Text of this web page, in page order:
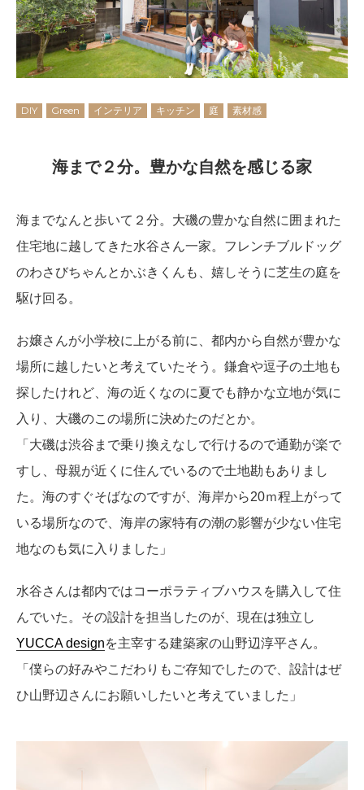
DIY Green インテリア キッチン 庭 素材感
海まで２分。豊かな自然を感じる家
海までなんと歩いて２分。大磯の豊かな自然に囲まれた
住宅地に越してきた水谷さん一家。フレンチブルドッグ
のわさびちゃんとかぶきくんも、嬉しそうに芝生の庭を
駆け回る。
お嬢さんが小学校に上がる前に、都内から自然が豊かな
場所に越したいと考えていたそう。鎌倉や逗子の土地も
探したけれど、海の近くなのに夏でも静かな立地が気に
入り、大磯のこの場所に決めたのだとか。
「大磯は渋谷まで乗り換えなしで行けるので通勤が楽で
すし、母親が近くに住んでいるので土地勘もありまし
た。海のすぐそばなのですが、海岸から20ｍ程上がって
いる場所なので、海岸の家特有の潮の影響が少ない住宅
地なのも気に入りました」
水谷さんは都内ではコーポラティブハウスを購入して住
んでいた。その設計を担当したのが、現在は独立し
YUCCA designを主宰する建築家の山野辺淳平さん。
「僕らの好みやこだわりもご存知でしたので、設計はぜ
ひ山野辺さんにお願いしたいと考えていました」